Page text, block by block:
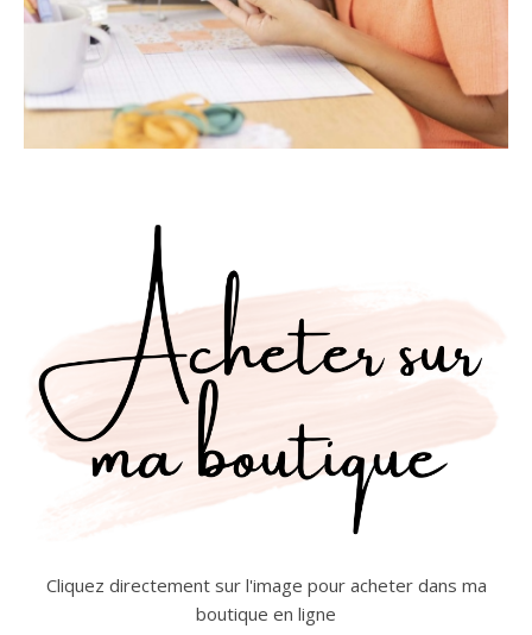
Cliquez directement sur l'image pour acheter dans ma
boutique en ligne